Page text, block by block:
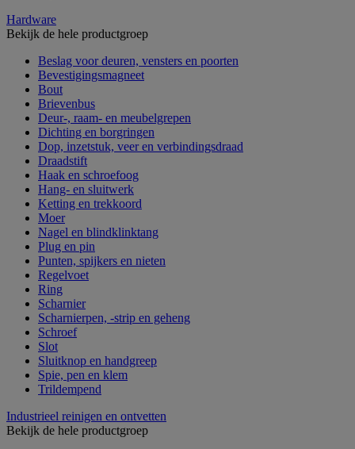
Hardware
Bekijk de hele productgroep
Beslag voor deuren, vensters en poorten
Bevestigingsmagneet
Bout
Brievenbus
Deur-, raam- en meubelgrepen
Dichting en borgringen
Dop, inzetstuk, veer en verbindingsdraad
Draadstift
Haak en schroefoog
Hang- en sluitwerk
Ketting en trekkoord
Moer
Nagel en blindklinktang
Plug en pin
Punten, spijkers en nieten
Regelvoet
Ring
Scharnier
Scharnierpen, -strip en geheng
Schroef
Slot
Sluitknop en handgreep
Spie, pen en klem
Trildempend
Industrieel reinigen en ontvetten
Bekijk de hele productgroep